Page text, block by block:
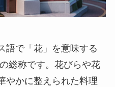
語で「花」を意味する
総称です。花びらや花
やかに整えられた料理